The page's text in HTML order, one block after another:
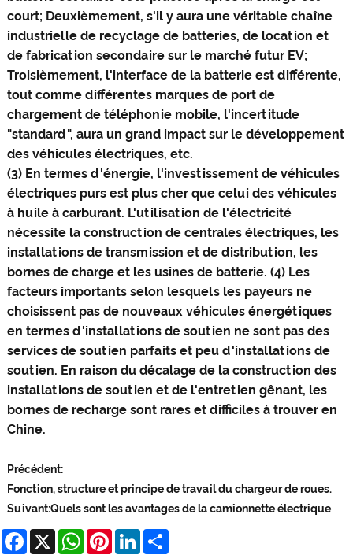
court; Deuxièmement, s'il y aura une véritable chaîne
industrielle de recyclage de batteries, de location et
de fabrication secondaire sur le marché futur EV;
Troisièmement, l'interface de la batterie est différente,
tout comme différentes marques de port de
chargement de téléphonie mobile, l'incertitude
"standard", aura un grand impact sur le développement
des véhicules électriques, etc.
(3) En termes d'énergie, l'investissement de véhicules
électriques purs est plus cher que celui des véhicules
à huile à carburant. L'utilisation de l'électricité
nécessite la construction de centrales électriques, les
installations de transmission et de distribution, les
bornes de charge et les usines de batterie. (4) Les
facteurs importants selon lesquels les payeurs ne
choisissent pas de nouveaux véhicules énergétiques
en termes d'installations de soutien ne sont pas des
services de soutien parfaits et peu d'installations de
soutien. En raison du décalage de la construction des
installations de soutien et de l'entretien gênant, les
bornes de recharge sont rares et difficiles à trouver en
Chine.
Précédent:
Fonction, structure et principe de travail du chargeur de roues.
Suivant:Quels sont les avantages de la camionnette électrique
Facebook
X WhatsApp
Pinterest
LinkedIn